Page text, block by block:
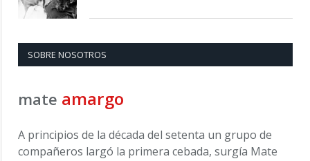
SOBRE NOSOTROS
mate amargo
A principios de la década del setenta un grupo de
compañeros largó la primera cebada, surgía Mate